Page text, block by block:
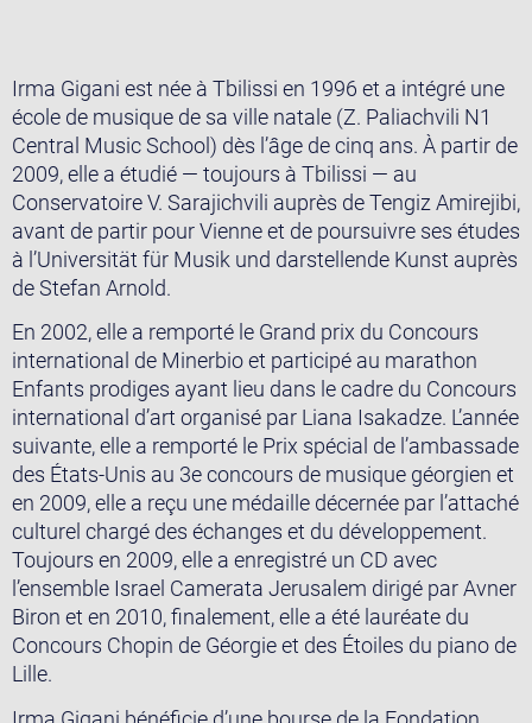
Irma Gigani est née à Tbilissi en 1996 et a intégré une
école de musique de sa ville natale (Z. Paliachvili N1
Central Music School) dès l’âge de cinq ans. À partir de
2009, elle a étudié — toujours à Tbilissi — au
Conservatoire V. Sarajichvili auprès de Tengiz Amirejibi,
avant de partir pour Vienne et de poursuivre ses études
à l’Universität für Musik und darstellende Kunst auprès
de Stefan Arnold.
En 2002, elle a remporté le Grand prix du Concours
international de Minerbio et participé au marathon
Enfants prodiges ayant lieu dans le cadre du Concours
international d’art organisé par Liana Isakadze. L’année
suivante, elle a remporté le Prix spécial de l’ambassade
des États-Unis au 3e concours de musique géorgien et
en 2009, elle a reçu une médaille décernée par l’attaché
culturel chargé des échanges et du développement.
Toujours en 2009, elle a enregistré un CD avec
l’ensemble Israel Camerata Jerusalem dirigé par Avner
Biron et en 2010, finalement, elle a été lauréate du
Concours Chopin de Géorgie et des Étoiles du piano de
Lille.